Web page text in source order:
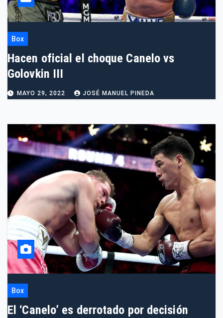
Box
Hacen oficial el choque Canelo vs
Golovkin III
MAYO 29, 2022 JOSÉ MANUEL PINEDA
Box
El ‘Canelo’ es derrotado por decisión